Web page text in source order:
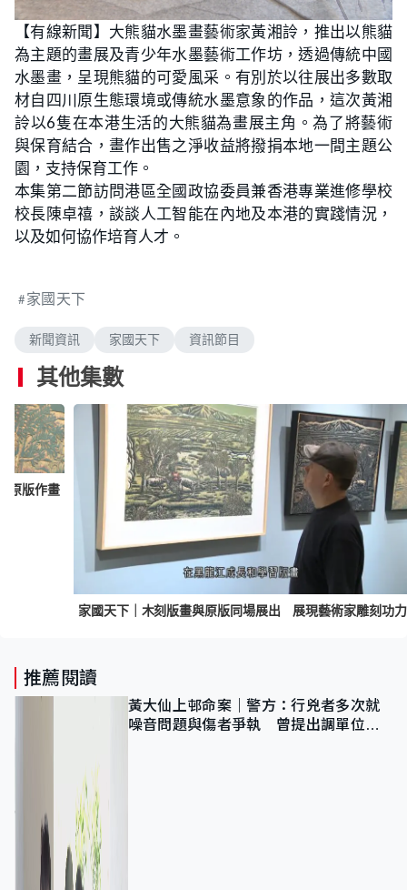
U
n
m
t
e
L
o
a
d
e
d
:
1
.
9
5
%
【有線新聞】大熊貓水墨畫藝術家黃湘詅，推出以熊貓
為主題的畫展及青少年水墨藝術工作坊，透過傳統中國
水墨畫，呈現熊貓的可愛風采。有別於以往展出多數取
材自四川原生態環境或傳統水墨意象的作品，這次黃湘
詅以6隻在本港生活的大熊貓為畫展主角。為了將藝術
與保育結合，畫作出售之淨收益將撥捐本地一間主題公
園，支持保育工作。
本集第二節訪問港區全國政協委員兼香港專業進修學校
校長陳卓禧，談談人工智能在內地及本港的實踐情況，
以及如何協作培育人才。
家國天下
新聞資訊 家國天下 資訊節目
其他集數
原版作畫
家國天下｜木刻版畫與原版同場展出 展現藝術家雕刻功力
推薦閱讀
黃大仙上邨命案｜警方：行兇者多次就
噪音問題與傷者爭執 曾提出調單位已